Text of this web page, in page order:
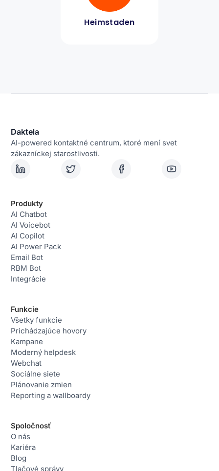
Heimstaden
Daktela
AI-powered kontaktné centrum, ktoré mení svet
zákazníckej starostlivosti.
Produkty
AI Chatbot
AI Voicebot
AI Copilot
AI Power Pack
Email Bot
RBM Bot
Integrácie
Funkcie
Všetky funkcie
Prichádzajúce hovory
Kampane
Moderný helpdesk
Webchat
Sociálne siete
Plánovanie zmien
Reporting a wallboardy
Spoločnosť
O nás
Kariéra
Blog
Tlačové správy